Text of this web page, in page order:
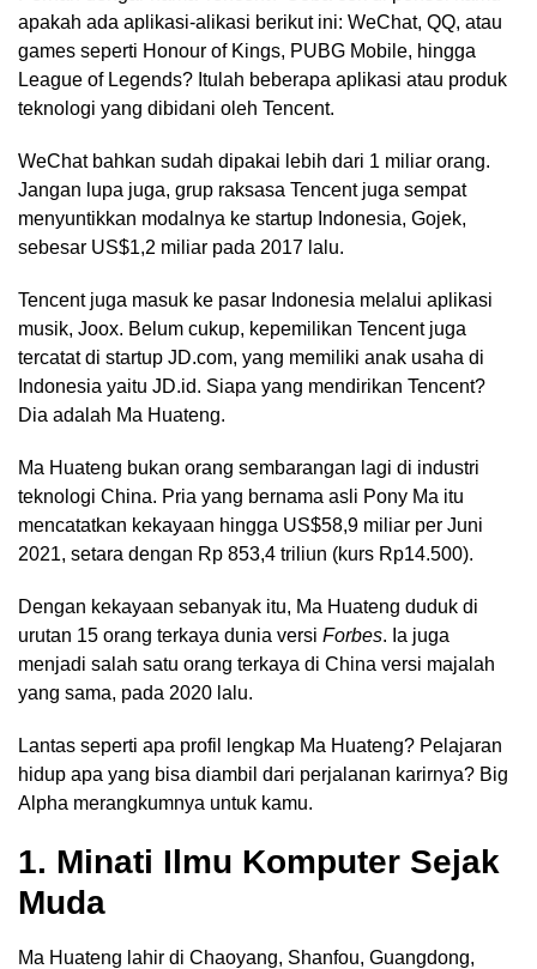
apakah ada aplikasi-alikasi berikut ini: WeChat, QQ, atau
games seperti Honour of Kings, PUBG Mobile, hingga
League of Legends? Itulah beberapa aplikasi atau produk
teknologi yang dibidani oleh Tencent.
WeChat bahkan sudah dipakai lebih dari 1 miliar orang.
Jangan lupa juga, grup raksasa Tencent juga sempat
menyuntikkan modalnya ke startup Indonesia, Gojek,
sebesar US$1,2 miliar pada 2017 lalu.
Tencent juga masuk ke pasar Indonesia melalui aplikasi
musik, Joox. Belum cukup, kepemilikan Tencent juga
tercatat di startup JD.com, yang memiliki anak usaha di
Indonesia yaitu JD.id. Siapa yang mendirikan Tencent?
Dia adalah Ma Huateng.
Ma Huateng bukan orang sembarangan lagi di industri
teknologi China. Pria yang bernama asli Pony Ma itu
mencatatkan kekayaan hingga US$58,9 miliar per Juni
2021, setara dengan Rp 853,4 triliun (kurs Rp14.500).
Dengan kekayaan sebanyak itu, Ma Huateng duduk di
urutan 15 orang terkaya dunia versi Forbes. Ia juga
menjadi salah satu orang terkaya di China versi majalah
yang sama, pada 2020 lalu.
Lantas seperti apa profil lengkap Ma Huateng? Pelajaran
hidup apa yang bisa diambil dari perjalanan karirnya? Big
Alpha merangkumnya untuk kamu.
1. Minati Ilmu Komputer Sejak
Muda
Ma Huateng lahir di Chaoyang, Shanfou, Guangdong,